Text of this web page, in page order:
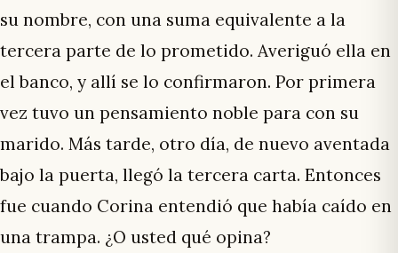
su nombre, con una suma equivalente a la
tercera parte de lo prometido. Averiguó ella en
el banco, y allí se lo confirmaron. Por primera
vez tuvo un pensamiento noble para con su
marido. Más tarde, otro día, de nuevo aventada
bajo la puerta, llegó la tercera carta. Entonces
fue cuando Corina entendió que había caído en
una trampa. ¿O usted qué opina?